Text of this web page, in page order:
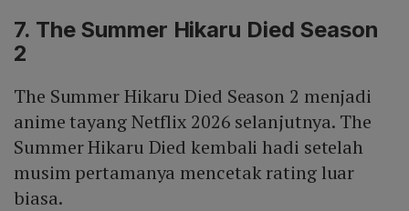
7. The Summer Hikaru Died Season
2
The Summer Hikaru Died Season 2 menjadi
anime tayang Netflix 2026 selanjutnya. The
Summer Hikaru Died kembali hadi setelah
musim pertamanya mencetak rating luar
biasa.